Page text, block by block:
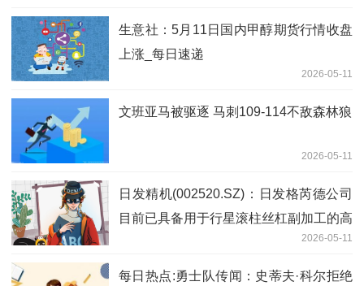
生意社：5月11日国内甲醇期货行情收盘
上涨_每日速递
2026-05-11
文班亚马被驱逐 马刺109-114不敌森林狼
2026-05-11
日发精机(002520.SZ)：日发格芮德公司
目前已具备用于行星滚柱丝杠副加工的高
2026-05-11
每日热点:勇士队传闻：史蒂夫·科尔拒绝